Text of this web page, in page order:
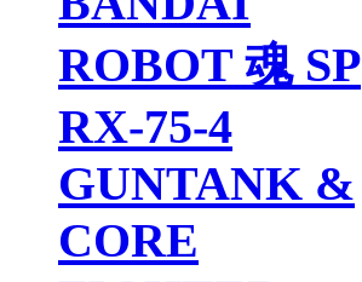
ROBOT 魂 SP
RX-75-4
GUNTANK &
CORE